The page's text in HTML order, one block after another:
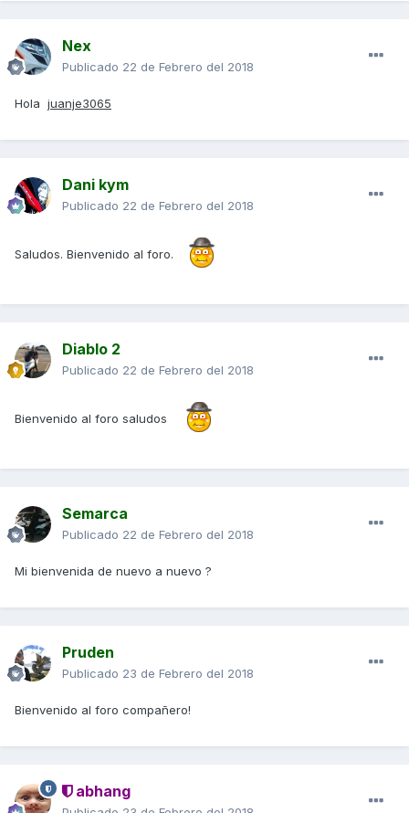
Nex
Publicado 22 de Febrero del 2018
Hola juanje3065
Dani kym
Publicado 22 de Febrero del 2018
Saludos. Bienvenido al foro.
Diablo 2
Publicado 22 de Febrero del 2018
Bienvenido al foro saludos
Semarca
Publicado 22 de Febrero del 2018
Mi bienvenida de nuevo a nuevo ?
Pruden
Publicado 23 de Febrero del 2018
Bienvenido al foro compañero!
abhang